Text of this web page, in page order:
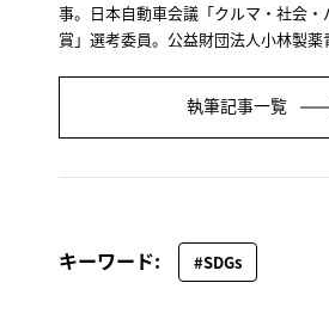
事。日本自動車会議「クルマ・社会
賞」選考委員。公益財団法人小林製
執筆記事一覧
キーワード: #SDGs